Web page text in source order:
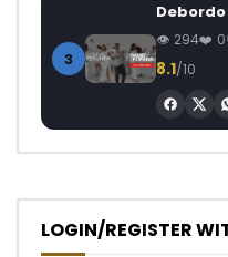
3
294 0
8.1/10
LOGIN/REGISTER